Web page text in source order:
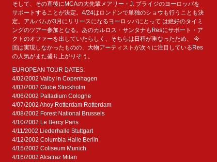
そして、その直後にMCAの大先輩メアリー・J. ブライジのヨーロッパを
サポートすることが決定。4/24はロンドンで単独のショウも行うことも決
定。アルバムが3月にリリースになるヨーロッパにとって は絶好のタイミ
ングのツアー参加となる。あのカルロス・サンタナもResにサポート・ア
クトのオファーを出していたらしく、そちらは日程が重なったため、 今
回は実現しなかったものの、大物アーティストが次々に注目しているRes
の人気がまた盛り上がりそう。
EUROPEAN TOUR DATES:
4/02/2002 Valby in Copenhagen
4/03/2002 Globe Stockholm
4/06/2002 Palladium Cologne
4/07/2002 Ahoy Rotterdam Rotterdam
4/08/2002 Forest National Brussels
4/10/2002 Le Bercy Paris
4/11/2002 Liederhalle Stuttgart
4/12/2002 Columbia Halle Berlin
4/15/2002 Coliseum Munich
4/16/2002 Alcatraz Milan